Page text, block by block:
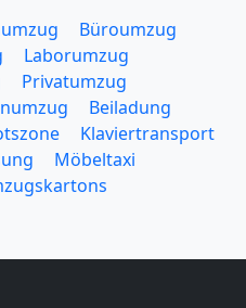
Büroumzug
Laborumzug
Privatumzug
Beiladung
Klaviertransport
Möbeltaxi